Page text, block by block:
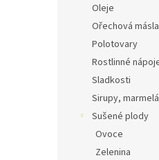
Oleje
Ořechová másla
Polotovary
Rostlinné
Sladkosti
Sirupy,
Sušené plody
Ovoce
Zelenina